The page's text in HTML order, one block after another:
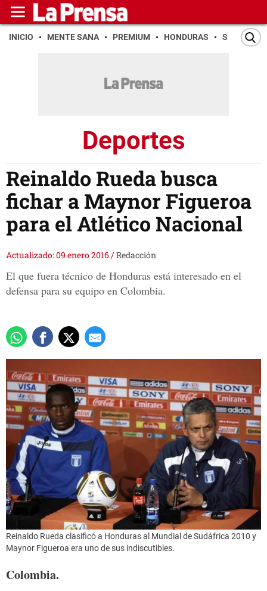
INICIO MENTE SANA PREMIUM HONDURAS SAN PEDRO
Deportes
Reinaldo Rueda busca
fichar a Maynor Figueroa
para el Atlético Nacional
Actualizado: 09 enero 2016/Redacción
El que fuera técnico de Honduras está interesado en el
defensa para su equipo en Colombia.
Reinaldo Rueda clasificó a Honduras al Mundial de Sudáfrica 2010 y
Maynor Figueroa era uno de sus indiscutibles.
Colombia.